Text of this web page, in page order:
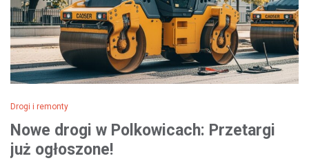
Drogi i remonty
Nowe drogi w Polkowicach: Przetargi
już ogłoszone!